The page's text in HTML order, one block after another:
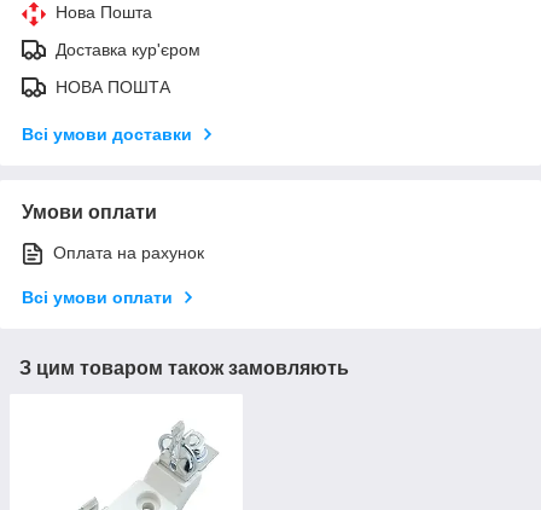
Нова Пошта
Доставка кур'єром
НОВА ПОШТА
Всі умови доставки
Умови оплати
Оплата на рахунок
Всі умови оплати
З цим товаром також замовляють